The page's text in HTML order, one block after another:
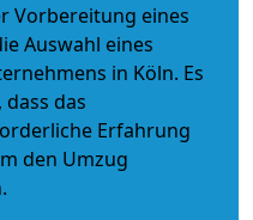
Vorbereitung eines
Auswahl eines
in Köln. Es
das
Erfahrung
den Umzug